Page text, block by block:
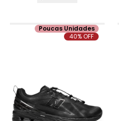
Poucas Unidades
40% OFF